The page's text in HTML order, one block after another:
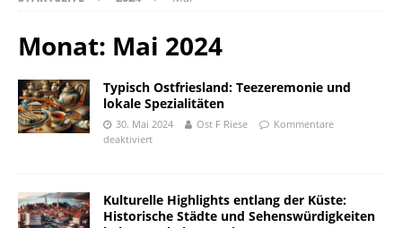
Monat: Mai 2024
Typisch Ostfriesland: Teezeremonie und
lokale Spezialitäten
30. Mai 2024 Ost F Riese
Kommentare
deaktiviert
Kulturelle Highlights entlang der Küste:
Historische Städte und Sehenswürdigkeiten